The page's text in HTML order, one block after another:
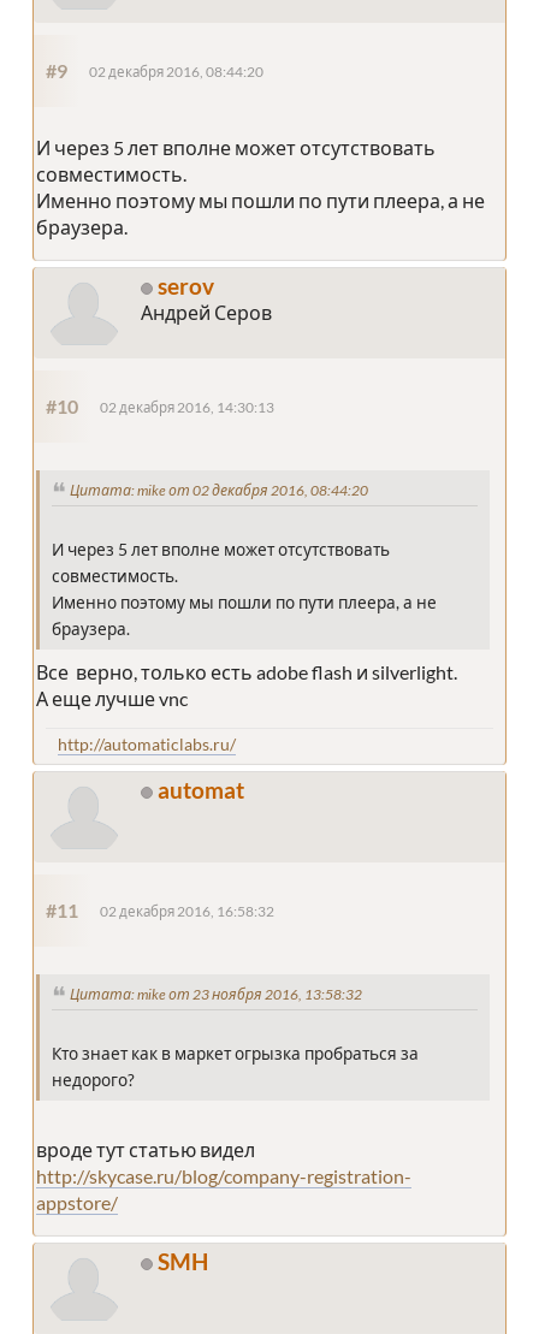
#9 02 декабря 2016, 08:44:20
И через 5 лет вполне может отсутствовать
совместимость.
Именно поэтому мы пошли по пути плеера, а не
браузера.
serov
Андрей Серов
#10 02 декабря 2016, 14:30:13
Цитата: mike от 02 декабря 2016, 08:44:20
И через 5 лет вполне может отсутствовать
совместимость.
Именно поэтому мы пошли по пути плеера, а не
браузера.
Все верно, только есть adobe flash и silverlight.
А еще лучше vnc
http://automaticlabs.ru/
automat
#11 02 декабря 2016, 16:58:32
Цитата: mike от 23 ноября 2016, 13:58:32
Кто знает как в маркет огрызка пробраться за
недорого?
вроде тут статью видел
http://skycase.ru/blog/company-registration-
appstore/
SMH